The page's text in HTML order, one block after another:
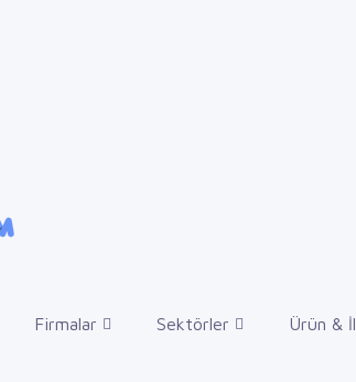
Firmalar Sektörler Ürün &